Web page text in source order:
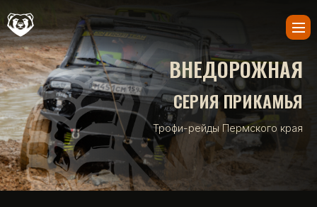
ВНЕДОРОЖНАЯ
СЕРИЯ ПРИКАМЬЯ
Трофи-рейды Пермского края